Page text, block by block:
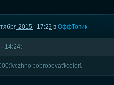
2015 - 17:29 вОффТопик
- 14:24:
pobrobovat'[/color].